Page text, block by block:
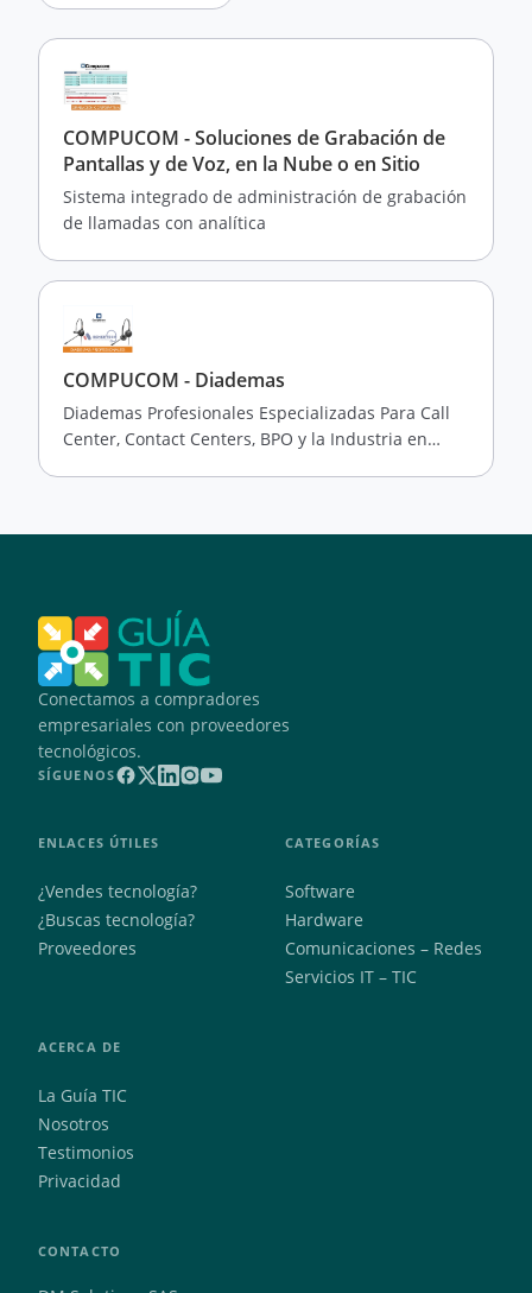
COMPUCOM - Soluciones de Grabación de
Pantallas y de Voz, en la Nube o en Sitio
Sistema integrado de administración de grabación
de llamadas con analítica
COMPUCOM - Diademas
Diademas Profesionales Especializadas Para Call
Center, Contact Centers, BPO y la Industria en
Conectamos a compradores
empresariales con proveedores
tecnológicos.
SÍGUENOS
ENLACES ÚTILES
¿Vendes tecnología?
¿Buscas tecnología?
Proveedores
CATEGORÍAS
Software
Hardware
Comunicaciones – Redes
Servicios IT – TIC
ACERCA DE
La Guía TIC
Nosotros
Testimonios
Privacidad
CONTACTO